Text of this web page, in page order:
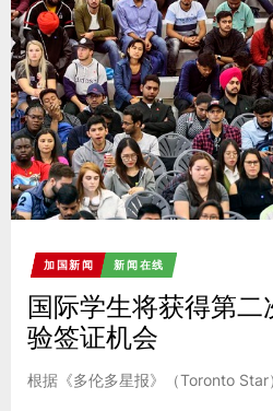
加国新闻 新闻在线
国际学生将获得第
验签证机会
根据《多伦多星报》（Toronto Star